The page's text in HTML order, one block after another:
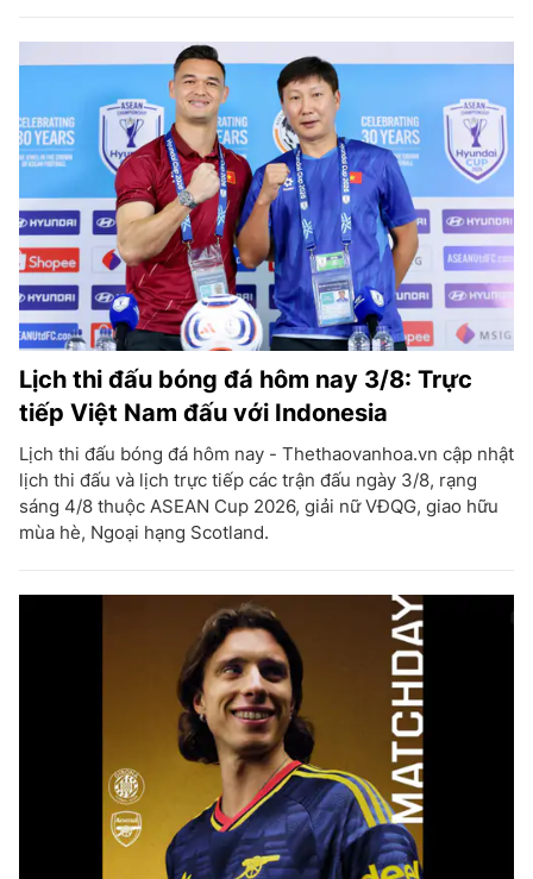
Lịch thi đấu bóng đá hôm nay 3/8: Trực
tiếp Việt Nam đấu với Indonesia
Lịch thi đấu bóng đá hôm nay - Thethaovanhoa.vn cập nhật
lịch thi đấu và lịch trực tiếp các trận đấu ngày 3/8, rạng
sáng 4/8 thuộc ASEAN Cup 2026, giải nữ VĐQG, giao hữu
mùa hè, Ngoại hạng Scotland.